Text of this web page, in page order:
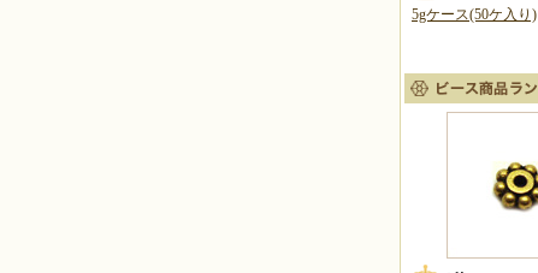
5gケース(50ケ入り)